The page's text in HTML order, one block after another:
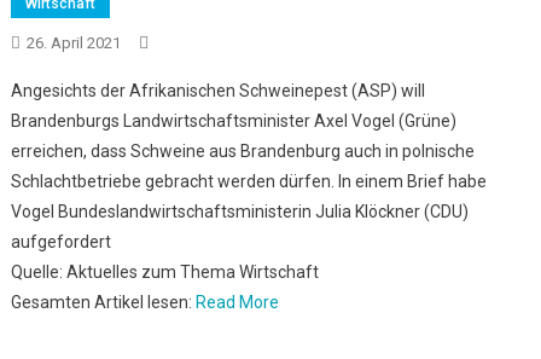
26. April 2021
Angesichts der Afrikanischen Schweinepest (ASP) will
Brandenburgs Landwirtschaftsminister Axel Vogel (Grüne)
erreichen, dass Schweine aus Brandenburg auch in polnische
Schlachtbetriebe gebracht werden dürfen. In einem Brief habe
Vogel Bundeslandwirtschaftsministerin Julia Klöckner (CDU)
aufgefordert
Quelle: Aktuelles zum Thema Wirtschaft
Gesamten Artikel lesen: Read More